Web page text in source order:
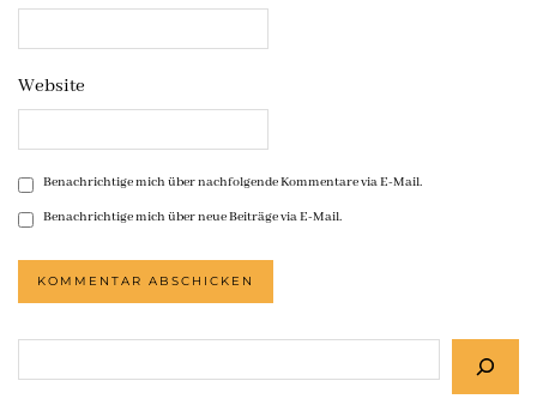
Website
Benachrichtige mich über nachfolgende Kommentare via E-Mail.
Benachrichtige mich über neue Beiträge via E-Mail.